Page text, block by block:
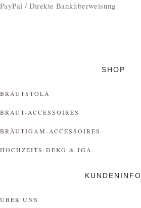
PayPal / Direkte Banküberweisung
SHOP
BRAUTSTOLA
BRAUT-ACCESSOIRES
BRÄUTIGAM-ACCESSOIRES
HOCHZEITS-DEKO & JGA
KUNDENINFO
ÜBER UNS